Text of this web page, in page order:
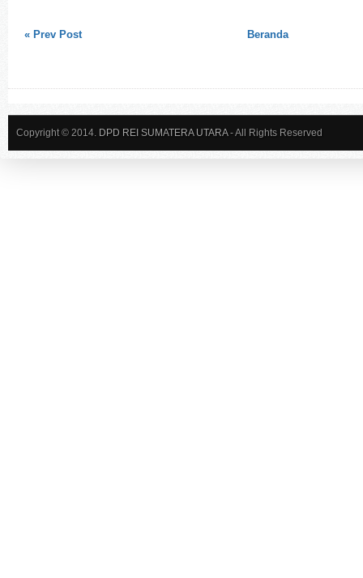
« Prev Post Beranda
Copyright © 2014. DPD REI SUMATERA UTARA- All Rights Reserved